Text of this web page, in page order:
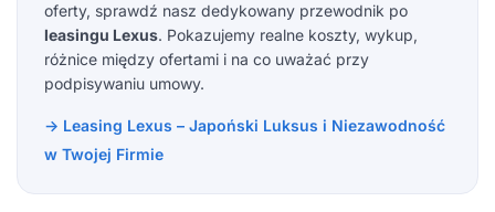
oferty, sprawdź nasz dedykowany przewodnik po
leasingu Lexus. Pokazujemy realne koszty, wykup,
różnice między ofertami i na co uważać przy
podpisywaniu umowy.
→ Leasing Lexus – Japoński Luksus i Niezawodność
w Twojej Firmie